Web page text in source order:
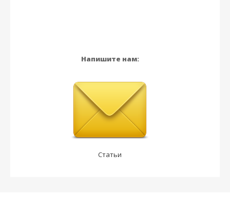
Напишите нам:
Статьи